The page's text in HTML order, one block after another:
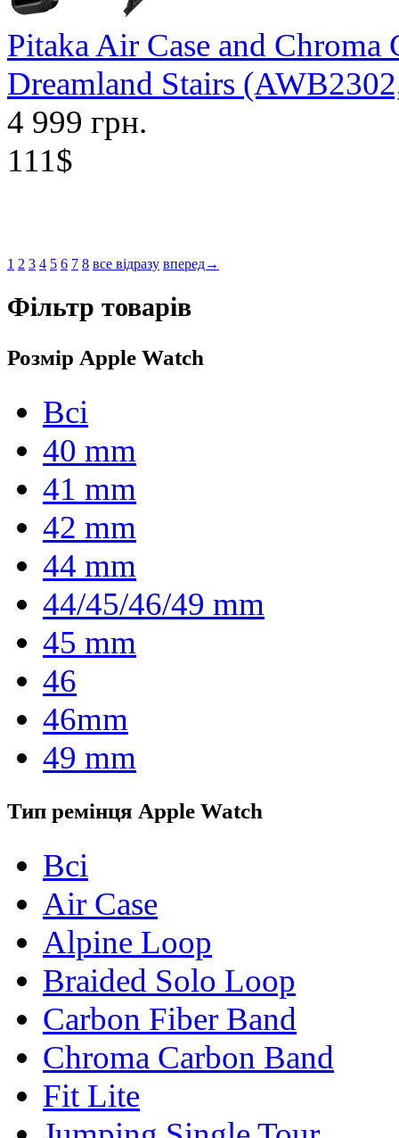
Pitaka Air Case and
Dreamland Stairs
4 999 грн.
111$
1 2 3 4 5 6 7 8 все відразу вперед→
Фільтр товарів
Розмір Apple Watch
Всі
40 mm
41 mm
42 mm
44 mm
44/45/46/49 mm
45 mm
46
46mm
49 mm
Тип ремінця Apple Watch
Всі
Air Case
Alpine Loop
Braided Solo Loop
Carbon Fiber Band
Chroma Carbon Band
Fit Lite